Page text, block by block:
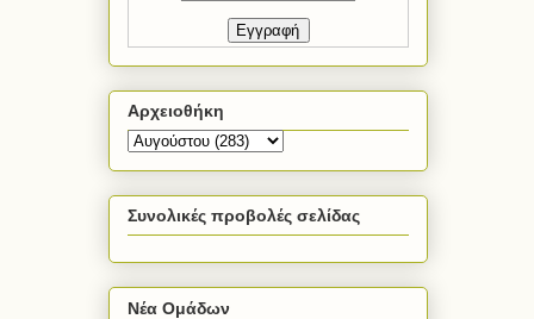
Αρχειοθήκη
Συνολικές προβολές σελίδας
Νέα Ομάδων